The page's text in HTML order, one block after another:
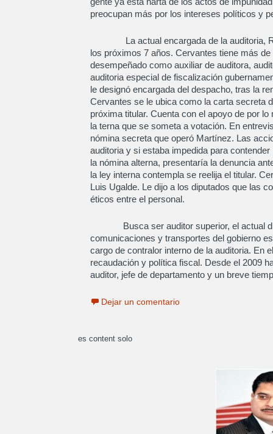
preocupan más por los intereses políticos y
La actual encargada de la auditoria,
los próximos 7 años. Cervantes tiene más
desempeñado como auxiliar de auditora,
auditoria especial de fiscalización
le designó encargada del despacho, tras la
Cervantes se le ubica como la carta secreta
próxima titular. Cuenta con el apoyo de por
la terna que se someta a votación. En
nómina secreta que operó Martínez. Las
auditoria y si estaba impedida para
la nómina alterna, presentaría la denuncia
la ley interna contempla se reelija el titular.
Luis Ugalde. Le dijo a los diputados que las
éticos entre el personal.
Busca ser auditor superior, el actual
comunicaciones y transportes del gobierno
cargo de contralor interno de la auditoria. En
recaudación y política fiscal. Desde el 2009
auditor, jefe de departamento y un breve
Dejar un comentario
es content solo